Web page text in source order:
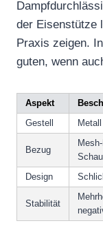
der Eisenstütze
Praxis zeigen.
guten, wenn
Aspekt
Gestell
Metall
Bezug
Design
Stabilität